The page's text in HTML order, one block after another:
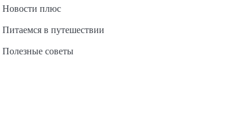
Новости плюс
Питаемся в путешествии
Полезные советы